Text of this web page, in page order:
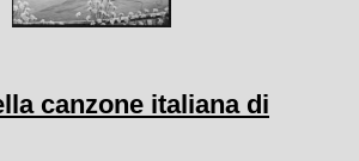
canzone italiana di